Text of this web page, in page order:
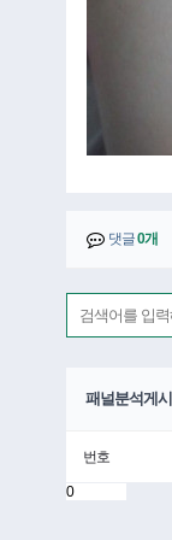
댓글0개
패널분석게
번호
0